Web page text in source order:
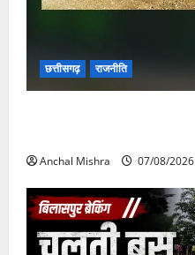
छत्तीसगढ़ राजनीति
Anchal Mishra 07/08/2026